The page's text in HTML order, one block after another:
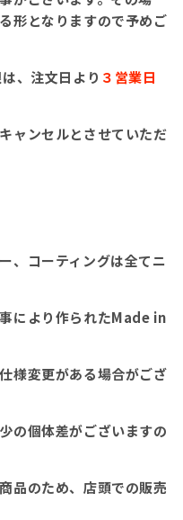
形となりますので予めご
、注文日より ３営業日
ャンセルとさせていただ
、コーティングは全てニ
により作られたMade in
様変更がある場合がござ
の個体差がございますの
品のため、店頭での販売